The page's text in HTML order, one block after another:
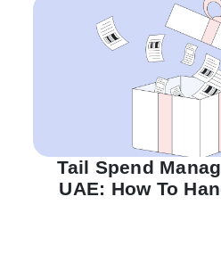
Tail Spend
UAE: How To